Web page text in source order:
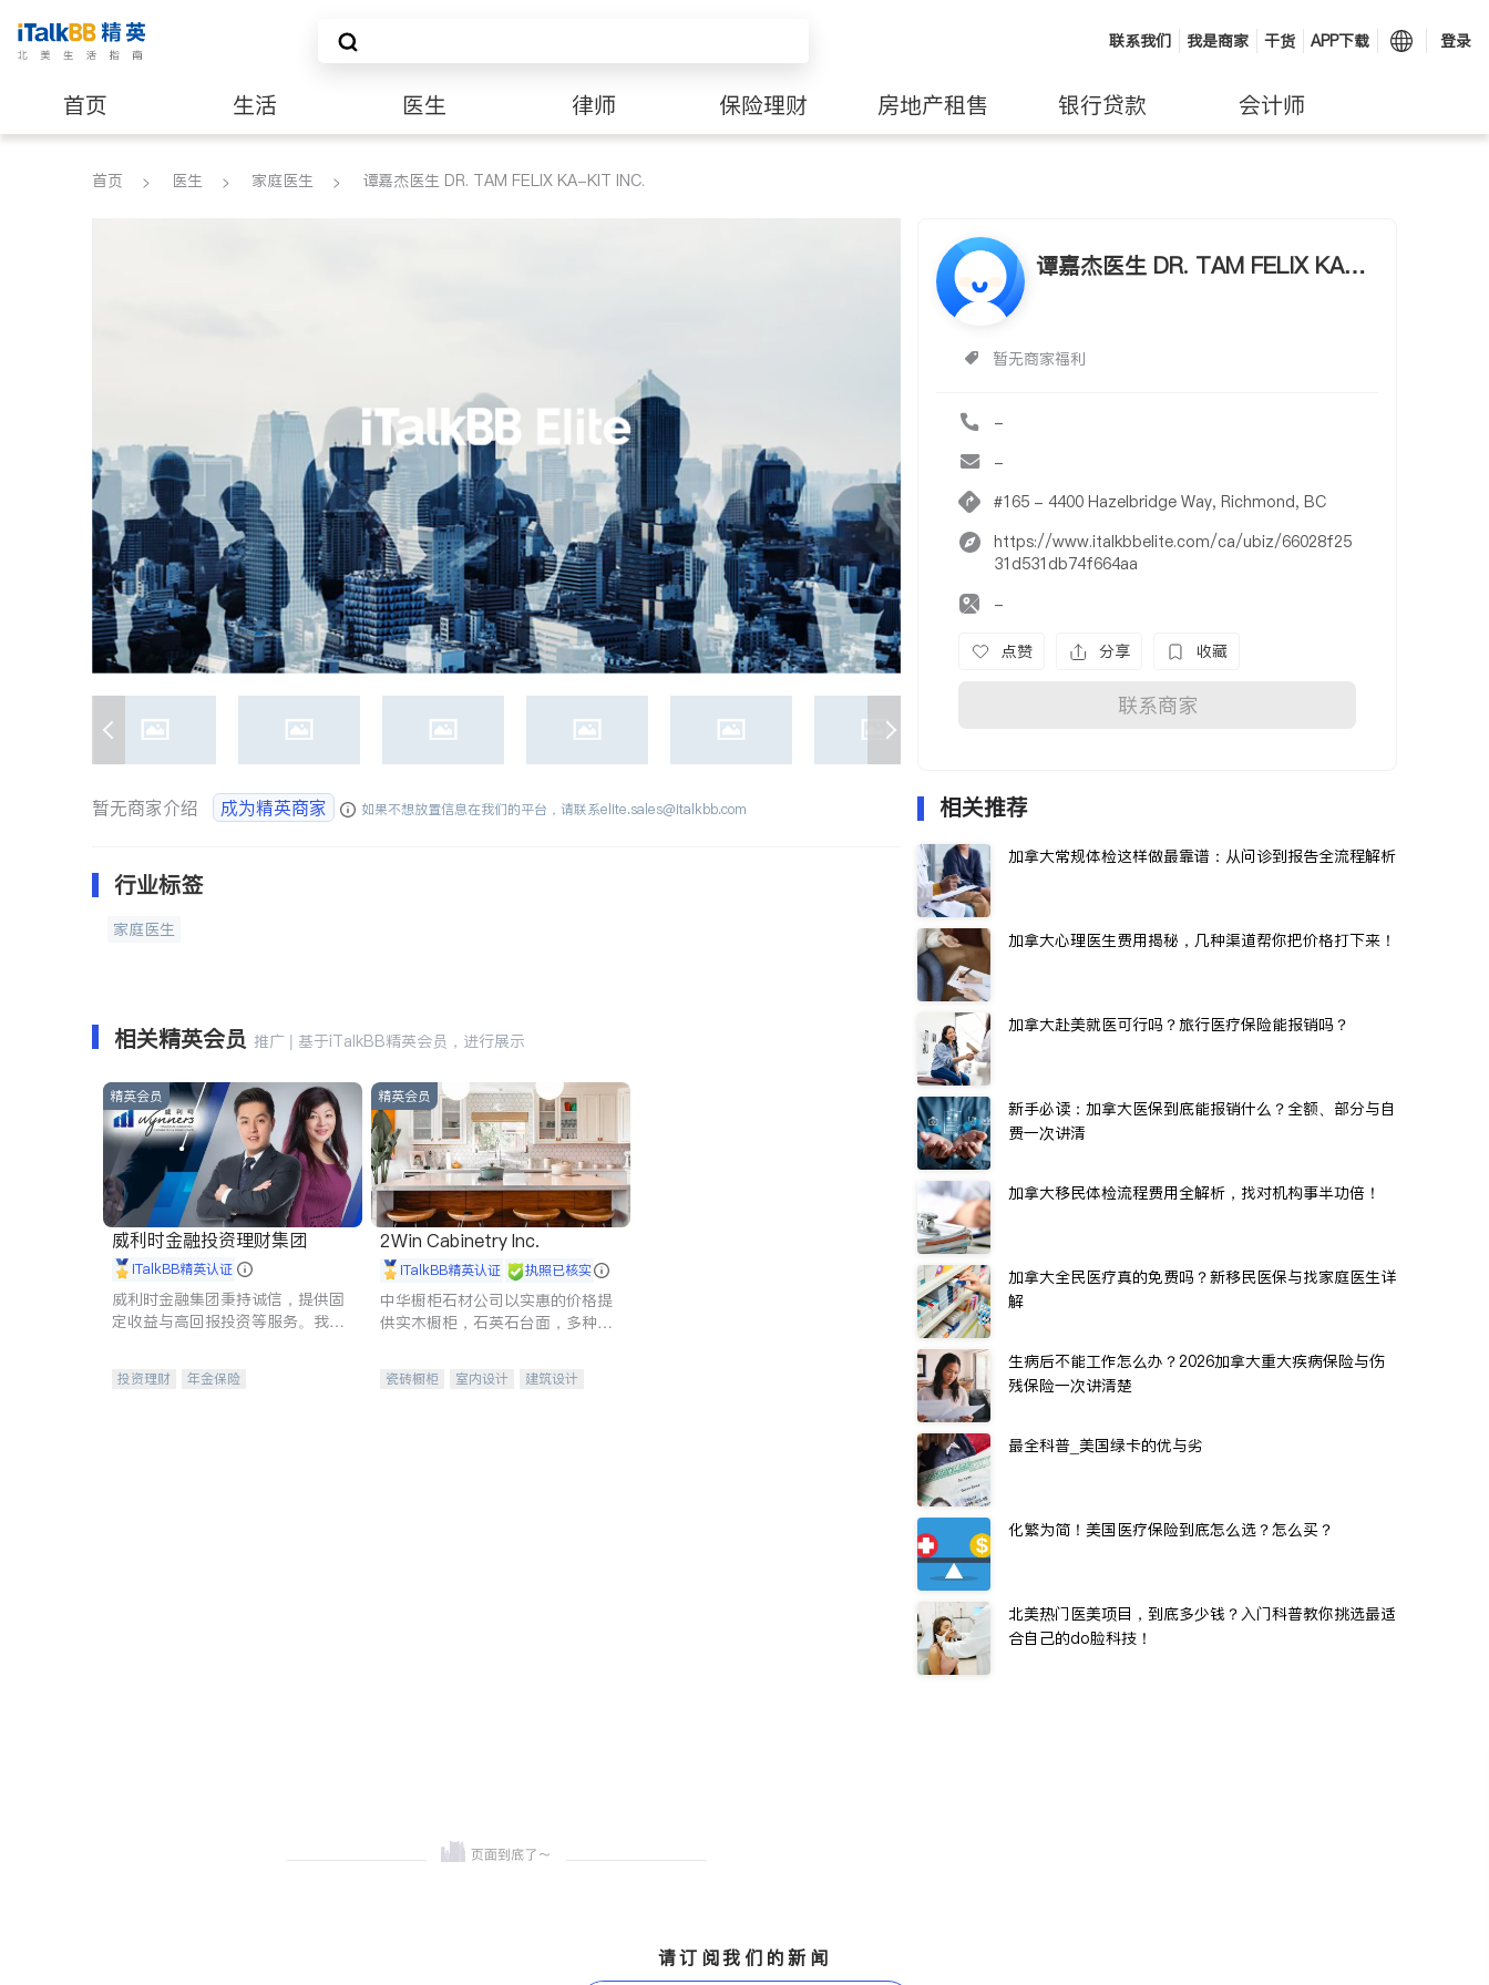
联系我们 我是商家 干货 APP下载 登录
首页 生活 医生 律师 保险理财 房地产租售 银行贷款 会计师
建筑装修
首页 医生 家庭医生 谭嘉杰医生 DR. TAM FELIX KA-KIT INC.
谭嘉杰医生 DR. TAM FELIX KA-KI
暂无商家福利
-
-
#165 - 4400 Hazelbridge Way, Richmond, BC
https://www.italkbbelite.com/ca/ubiz/66028f25
31d531db74f664aa
-
点赞 分享 收藏
联系商家
暂无商家介绍 成为精英商家 如果不想放置信息在我们的平台，请联系elite.sales@italkbb.com
行业标签
家庭医生
相关精英会员 推广 | 基于iTalkBB精英会员，进行展示
精英会员
威利时金融投资理财集团
iTalkBB精英认证
威利时金融集团秉持诚信，提供固
定收益与高回报投资等服务。我们
元化组合，助力客户实现目标
投资理财
年金保险
精英会员
2Win Cabinetry Inc.
iTalkBB精英认证 执照已核实
中华橱柜石材公司以实惠的价格提
供实木橱柜，石英石台面，多种优
机。品质厨房，家的选择。
瓷砖橱柜 室内设计
建筑设计
相关推荐
加拿大常规体检这样做最靠谱：从问诊到报告全流程解析
加拿大心理医生费用揭秘，几种渠道帮你把价格打下来！
加拿大赴美就医可行吗？旅行医疗保险能报销吗？
新手必读：加拿大医保到底能报销什么？全额、部分与自
费一次讲清
加拿大移民体检流程费用全解析，找对机构事半功倍！
加拿大全民医疗真的免费吗？新移民医保与找家庭医生详
解
生病后不能工作怎么办？2026加拿大重大疾病保险与伤
残保险一次讲清楚
最全科普_美国绿卡的优与劣
化繁为简！美国医疗保险到底怎么选？怎么买？
北美热门医美项目，到底多少钱？入门科普教你挑选最适
合自己的do脸科技！
请订阅我们的新闻